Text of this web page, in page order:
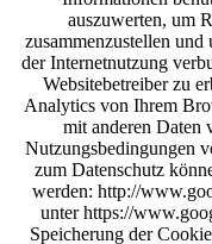
auszuwerten, um
zusammenzustellen
der Internetnutzung
Websitebetreiber zu
Analytics von Ihrem
mit anderen Daten
Nutzungsbedingungen
zum Datenschutz
werden: http://
unter https://
Speicherung der